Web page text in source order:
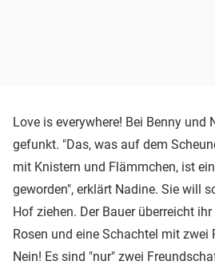
Love is everywhere! Bei Benny und
gefunkt. "Das, was auf dem
mit Knistern und Flämmchen, ist
geworden", erklärt Nadine. Sie will
Hof ziehen. Der Bauer überreicht
Rosen und eine Schachtel mit zwei
Nein! Es sind "nur" zwei